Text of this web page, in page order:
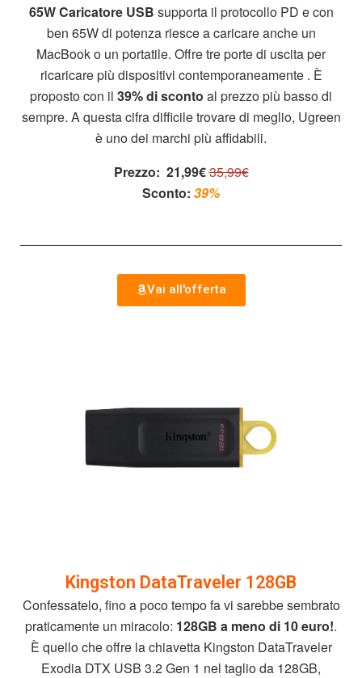
65W Caricatore USB supporta il protocollo PD e con
ben 65W di potenza riesce a caricare anche un
MacBook o un portatile. Offre tre porte di uscita per
ricaricare più dispositivi contemporaneamente . È
proposto con il 39% di sconto al prezzo più basso di
sempre. A questa cifra difficile trovare di meglio, Ugreen
è uno dei marchi più affidabili.
Prezzo: 21,99€35,99€
Sconto: 39%
Vai all'offerta
Kingston DataTraveler 128GB
Confessatelo, fino a poco tempo fa vi sarebbe sembrato
praticamente un miracolo: 128GB a meno di 10 euro!.
È quello che offre la chiavetta Kingston DataTraveler
Exodia DTX USB 3.2 Gen 1 nel taglio da 128GB,